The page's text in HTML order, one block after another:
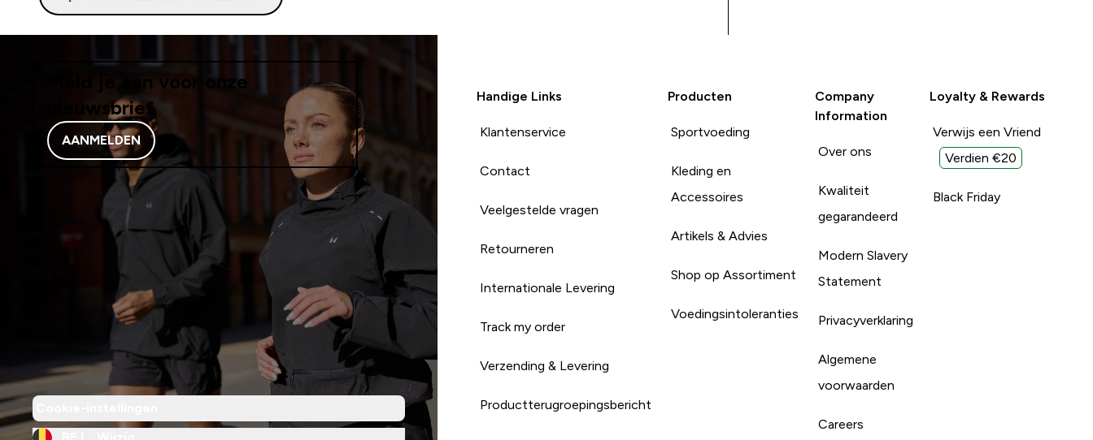
Meld je aan voor onze
nieuwsbrief
AANMELDEN
Handige Links
Klantenservice
Contact
Veelgestelde vragen
Retourneren
Internationale Levering
Track my order
Verzending & Levering
Productterugroepingsbericht
Producten
Sportvoeding
Kleding en
Accessoires
Artikels & Advies
Shop op Assortiment
Voedingsintoleranties
Company
Information
Over ons
Kwaliteit
gegarandeerd
Modern Slavery
Statement
Privacyverklaring
Algemene
voorwaarden
Careers
Loyalty & Rewards
Verwijs een Vriend
Verdien €20
Black Friday